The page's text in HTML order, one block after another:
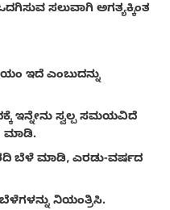
ಸಲುವಾಗಿ ಅಗತ್ಯಕ್ಕಿಂತ
ಇದೆ ಎಂಬುದನ್ನು
ಇನ್ನೇನು ಸ್ವಲ್ಪ ಸಮಯವಿದೆ
ಮಾಡಿ.
ಬೆಳೆ ಮಾಡಿ, ಎರಡು-ವರ್ಷದ
ಬೆಳೆಗಳನ್ನು ನಿಯಂತ್ರಿಸಿ.